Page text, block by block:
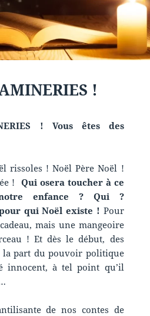
!
! Vous êtes des
rissoles ! Noël Père Noël !
! Qui osera toucher à ce
enfance ? Qui ?
qui Noël existe ! Pour
mais une mangeoire
! Et dès le début, des
la part du pouvoir politique
innocent, à tel point qu’il
de nos contes de